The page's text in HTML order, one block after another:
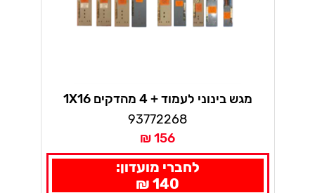
מגש בינוני לעמוד + 4 מהדקים 1X16
93772268
156 ₪
לחברי מועדון:
140 ₪